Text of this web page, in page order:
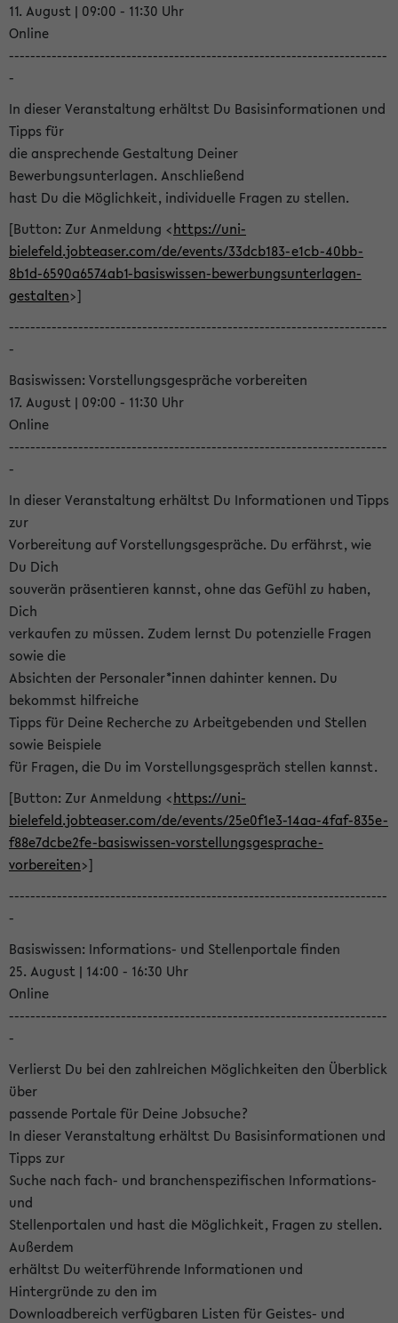
11. August | 09:00 - 11:30 Uhr
Online
-----------------------------------------------------------------------
-
In dieser Veranstaltung erhältst Du Basisinformationen und
Tipps für
die ansprechende Gestaltung Deiner
Bewerbungsunterlagen. Anschließend
hast Du die Möglichkeit, individuelle Fragen zu stellen.
[Button: Zur Anmeldung <https://uni-
bielefeld.jobteaser.com/de/events/33dcb183-e1cb-40bb-
8b1d-6590a6574ab1-basiswissen-bewerbungsunterlagen-
gestalten>]
-----------------------------------------------------------------------
-
Basiswissen: Vorstellungsgespräche vorbereiten
17. August | 09:00 - 11:30 Uhr
Online
-----------------------------------------------------------------------
-
In dieser Veranstaltung erhältst Du Informationen und Tipps
zur
Vorbereitung auf Vorstellungsgespräche. Du erfährst, wie
Du Dich
souverän präsentieren kannst, ohne das Gefühl zu haben,
Dich
verkaufen zu müssen. Zudem lernst Du potenzielle Fragen
sowie die
Absichten der Personaler*innen dahinter kennen. Du
bekommst hilfreiche
Tipps für Deine Recherche zu Arbeitgebenden und Stellen
sowie Beispiele
für Fragen, die Du im Vorstellungsgespräch stellen kannst.
[Button: Zur Anmeldung <https://uni-
bielefeld.jobteaser.com/de/events/25e0f1e3-14aa-4faf-835e-
f88e7dcbe2fe-basiswissen-vorstellungsgesprache-
vorbereiten>]
-----------------------------------------------------------------------
-
Basiswissen: Informations- und Stellenportale finden
25. August | 14:00 - 16:30 Uhr
Online
-----------------------------------------------------------------------
-
Verlierst Du bei den zahlreichen Möglichkeiten den Überblick
über
passende Portale für Deine Jobsuche?
In dieser Veranstaltung erhältst Du Basisinformationen und
Tipps zur
Suche nach fach- und branchenspezifischen Informations-
und
Stellenportalen und hast die Möglichkeit, Fragen zu stellen.
Außerdem
erhältst Du weiterführende Informationen und
Hintergründe zu den im
Downloadbereich verfügbaren Listen für Geistes- und